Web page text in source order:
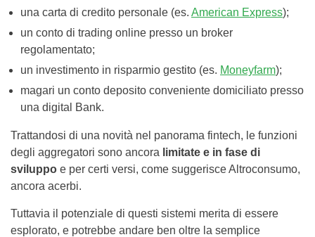
una carta di credito personale (es. American Express);
un conto di trading online presso un broker
regolamentato;
un investimento in risparmio gestito (es. Moneyfarm);
magari un conto deposito conveniente domiciliato presso
una digital Bank.
Trattandosi di una novità nel panorama fintech, le funzioni
degli aggregatori sono ancora limitate e in fase di
sviluppo e per certi versi, come suggerisce Altroconsumo,
ancora acerbi.
Tuttavia il potenziale di questi sistemi merita di essere
esplorato, e potrebbe andare ben oltre la semplice